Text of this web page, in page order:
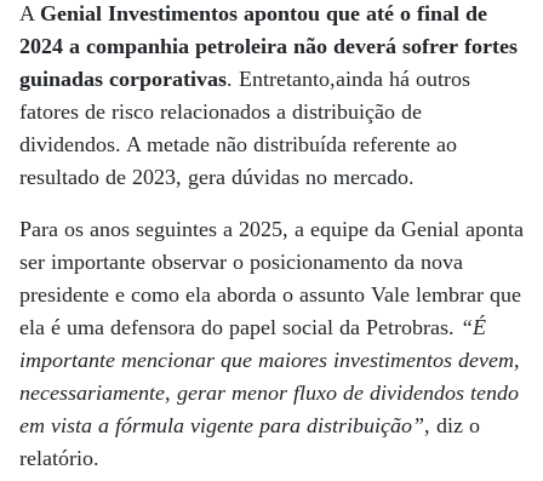
A Genial Investimentos apontou que até o final de
2024 a companhia petroleira não deverá sofrer fortes
guinadas corporativas. Entretanto,ainda há outros
fatores de risco relacionados a distribuição de
dividendos. A metade não distribuída referente ao
resultado de 2023, gera dúvidas no mercado.
Para os anos seguintes a 2025, a equipe da Genial aponta
ser importante observar o posicionamento da nova
presidente e como ela aborda o assunto Vale lembrar que
ela é uma defensora do papel social da Petrobras. “É
importante mencionar que maiores investimentos devem,
necessariamente, gerar menor fluxo de dividendos tendo
em vista a fórmula vigente para distribuição”, diz o
relatório.